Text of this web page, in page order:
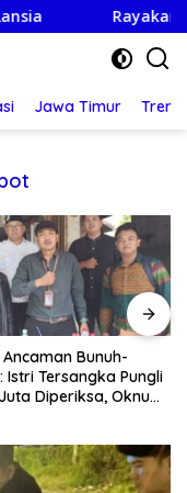
Rayakan HUT
Jawa Timur
Bunuh-
Istri Tersangka Pungli
Diperiksa, Oknum